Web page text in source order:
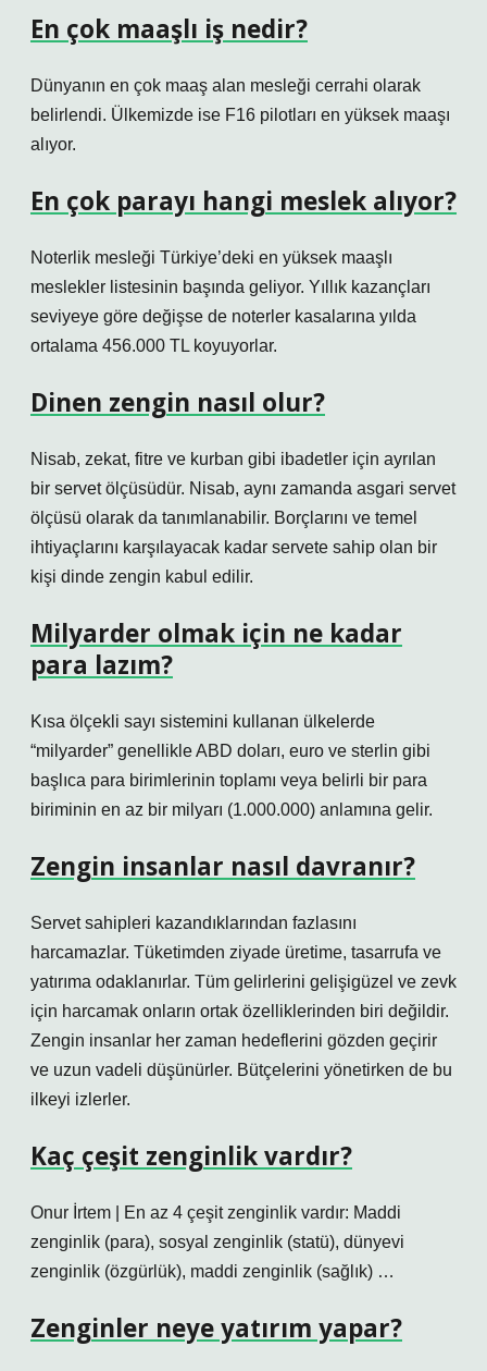
En çok maaşlı iş nedir?
Dünyanın en çok maaş alan mesleği cerrahi olarak
belirlendi. Ülkemizde ise F16 pilotları en yüksek maaşı
alıyor.
En çok parayı hangi meslek alıyor?
Noterlik mesleği Türkiye’deki en yüksek maaşlı
meslekler listesinin başında geliyor. Yıllık kazançları
seviyeye göre değişse de noterler kasalarına yılda
ortalama 456.000 TL koyuyorlar.
Dinen zengin nasıl olur?
Nisab, zekat, fitre ve kurban gibi ibadetler için ayrılan
bir servet ölçüsüdür. Nisab, aynı zamanda asgari servet
ölçüsü olarak da tanımlanabilir. Borçlarını ve temel
ihtiyaçlarını karşılayacak kadar servete sahip olan bir
kişi dinde zengin kabul edilir.
Milyarder olmak için ne kadar
para lazım?
Kısa ölçekli sayı sistemini kullanan ülkelerde
“milyarder” genellikle ABD doları, euro ve sterlin gibi
başlıca para birimlerinin toplamı veya belirli bir para
biriminin en az bir milyarı (1.000.000) anlamına gelir.
Zengin insanlar nasıl davranır?
Servet sahipleri kazandıklarından fazlasını
harcamazlar. Tüketimden ziyade üretime, tasarrufa ve
yatırıma odaklanırlar. Tüm gelirlerini gelişigüzel ve zevk
için harcamak onların ortak özelliklerinden biri değildir.
Zengin insanlar her zaman hedeflerini gözden geçirir
ve uzun vadeli düşünürler. Bütçelerini yönetirken de bu
ilkeyi izlerler.
Kaç çeşit zenginlik vardır?
Onur İrtem | En az 4 çeşit zenginlik vardır: Maddi
zenginlik (para), sosyal zenginlik (statü), dünyevi
zenginlik (özgürlük), maddi zenginlik (sağlık) …
Zenginler neye yatırım yapar?